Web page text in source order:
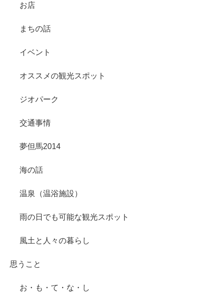
お店
まちの話
イベント
オススメの観光スポット
ジオパーク
交通事情
夢但馬2014
海の話
温泉（温浴施設）
雨の日でも可能な観光スポット
風土と人々の暮らし
思うこと
お・も・て・な・し